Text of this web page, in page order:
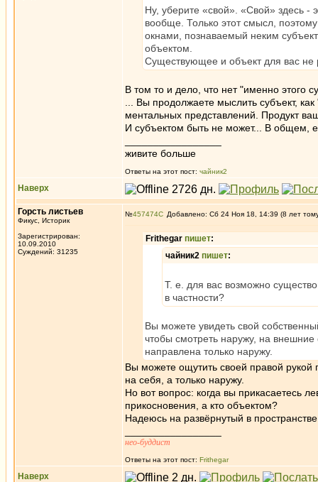
Ну, уберите «свой». «Свой» здесь -
вообще. Только этот смысл,
окнами, познаваемый неким
объектом.
Существующее и объект для вас не
В том то и дело, что нет "именно этого
... Вы продолжаете мыслить субъект,
ментальных представлений. Продукт
И субъектом быть не может... В общем,
живите больше
Ответы на этот пост: чайник2
Наверх
Горсть листьев
Фикус, Историк
Зарегистрирован:
10.09.2010
Суждений: 31235
№457474 Добавлено: Сб 24 Ноя 18, 14:39 (8 лет
Frithegar пишет:
чайник2 пишет:
Т. е. для вас возможно
в частности?
Вы можете увидеть свой
чтобы смотреть наружу, на
направлена только наружу.
Вы можете ощутить своей правой
на себя, а только наружу.
Но вот вопрос: когда вы прикасаетесь
прикосновения, а кто объектом?
Надеюсь на развёрнутый в
нео-буддист
Ответы на этот пост: Frithegar
Наверх